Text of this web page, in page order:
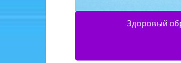
Здоровый